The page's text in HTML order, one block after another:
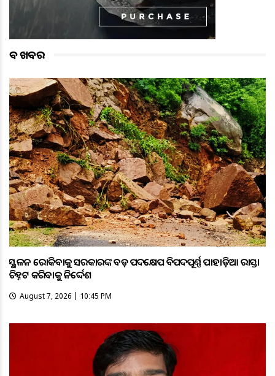
ବଡ ଖବର
ଭୂସ୍ଖଳନ ରୋକିବାକୁ ସରକାରଙ୍କ ବଡ଼ ପଦକ୍ଷେପ ବିପଦପୂର୍ଣ୍ଣ ପାହାଡ଼ିଆ ରାସ୍ତା
ଚିହ୍ନଟ କରିବାକୁ ନିର୍ଦ୍ଦେଶ
August 7, 2026 | 10:45 PM